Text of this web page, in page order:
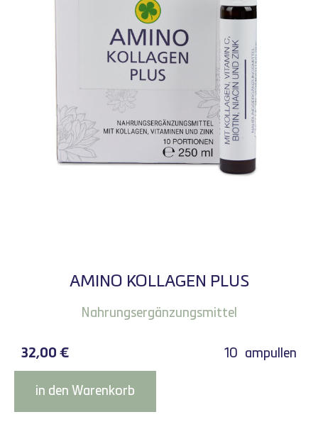
AMINO KOLLAGEN PLUS
Nahrungsergänzungsmittel
32,00 € 10 ampullen
in den Warenkorb